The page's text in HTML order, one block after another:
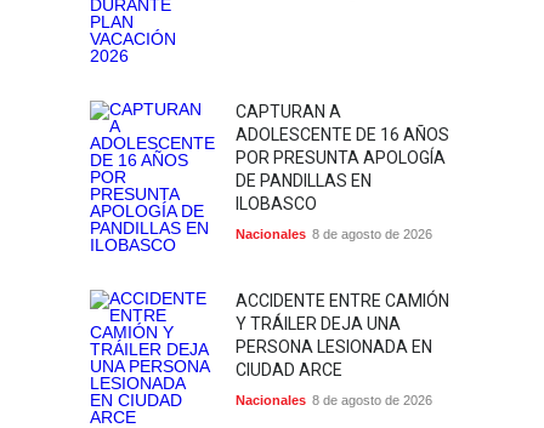
CAPTURAN A
ADOLESCENTE DE 16 AÑOS
POR PRESUNTA APOLOGÍA
DE PANDILLAS EN
ILOBASCO
Nacionales 8 de agosto de 2026
ACCIDENTE ENTRE CAMIÓN
Y TRÁILER DEJA UNA
PERSONA LESIONADA EN
CIUDAD ARCE
Nacionales 8 de agosto de 2026